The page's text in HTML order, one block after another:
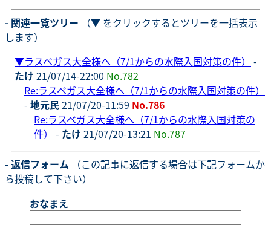
- 関連一覧ツリー （▼ をクリックするとツリーを一括表示
します）
▼ラスベガス大全様へ（7/1からの水際入国対策の件）
-
たけ 21/07/14-22:00 No.782
Re:ラスベガス大全様へ（7/1からの水際入国対策の件）
- 地元民21/07/20-11:59 No.786
Re:ラスベガス大全様へ（7/1からの水際入国対策の
件）
- たけ 21/07/20-13:21 No.787
- 返信フォーム （この記事に返信する場合は下記フォームか
ら投稿して下さい）
おなまえ